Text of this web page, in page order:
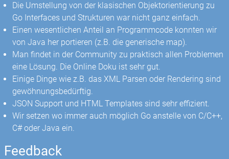
Die Umstellung von der klasischen Objektorientierung zu
Go Interfaces und Strukturen war nicht ganz einfach.
Einen wesentlichen Anteil an Programmcode konnten wir
von Java her portieren (z.B. die generische map).
Man findet in der Community zu praktisch allen Problemen
eine Lösung. Die Online Doku ist sehr gut.
Einige Dinge wie z.B. das XML Parsen oder Rendering sind
gewöhnungsbedürftig.
JSON Support und HTML Templates sind sehr effizient.
Wir setzen wo immer auch möglich Go anstelle von C/C++,
C# oder Java ein.
Feedback